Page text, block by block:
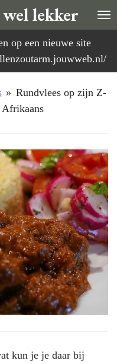
lekker
op een nieuwe site
» Rundvlees op zijn Z-
Afrikaans
kun je je daar bij